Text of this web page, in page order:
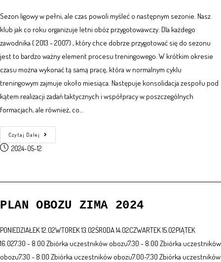
Sezon ligowy w pełni, ale czas powoli myśleć o następnym sezonie. Nasz
klub jak co roku organizuje letni obóz przygotowawczy. Dla każdego
zawodnika ( 2013 - 2007) , który chce dobrze przygotować się do sezonu
jest to bardzo ważny element procesu treningowego. W krótkim okresie
czasu można wykonać tą samą pracę, która w normalnym cyklu
treningowym zajmuje około miesiąca. Następuje konsolidacja zespołu pod
kątem realizacji zadań taktycznych i współpracy w poszczególnych
formacjach, ale również, co…
Czytaj Dalej
2024-05-12
PLAN OBOZU ZIMA 2024
PONIEDZIAŁEK 12.02WTOREK 13.02ŚRODA 14.02CZWARTEK 15.02PIĄTEK
16.027.30 - 8.00 Zbiórka uczestników obozu7.30 - 8.00 Zbiórka uczestników
obozu7.30 - 8.00 Zbiórka uczestników obozu7.00-7.30 Zbiórka uczestników